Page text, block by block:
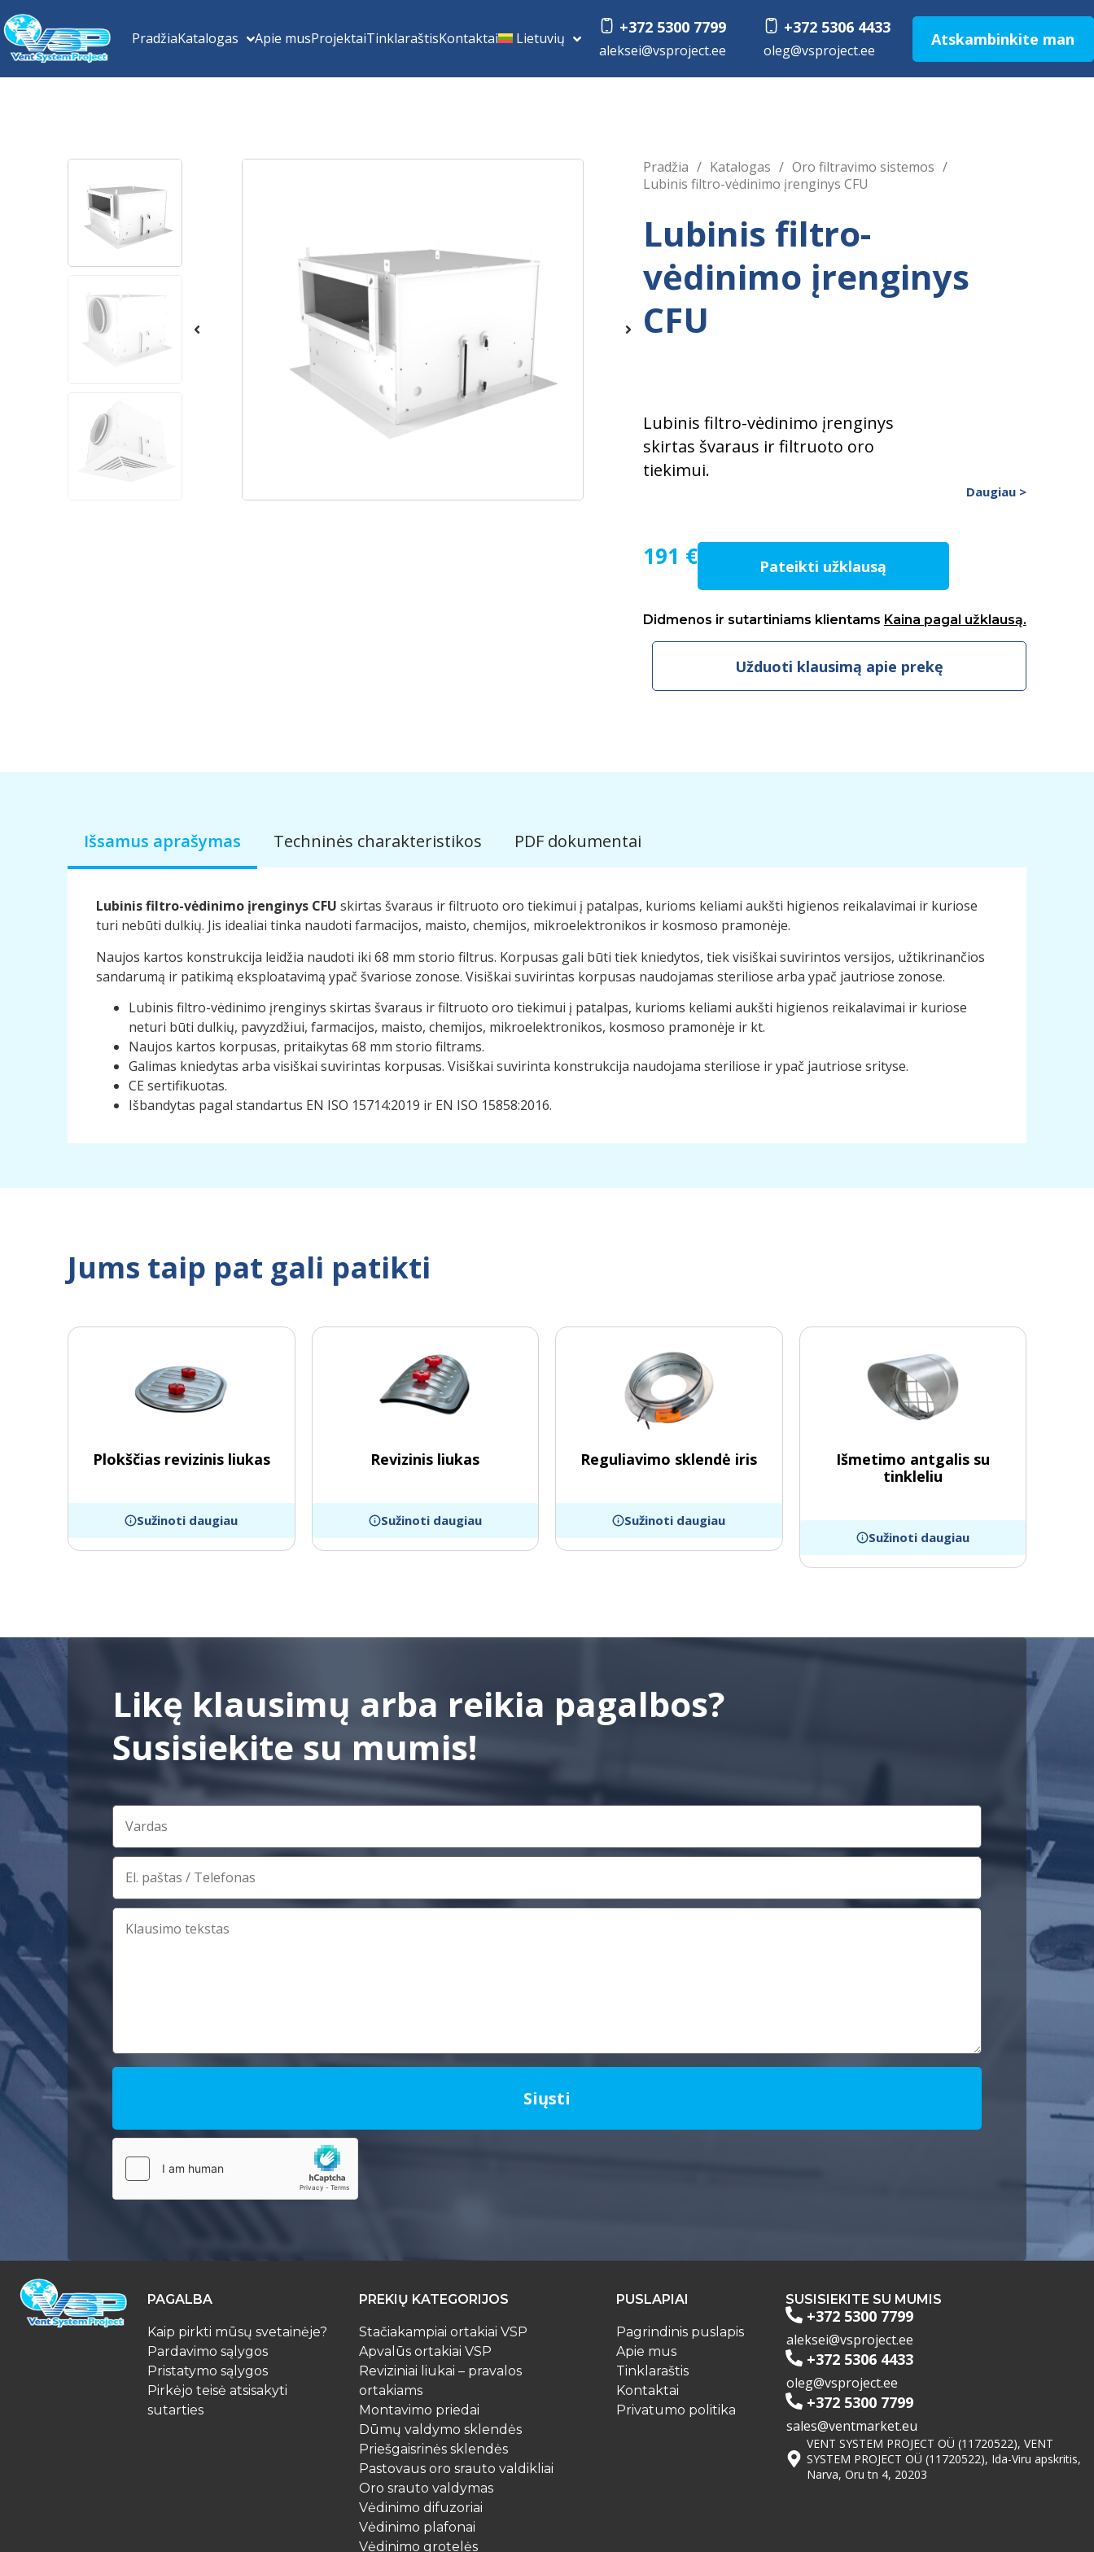
PradžiaKatalogas Apie musProjektaiTinklaraštisKontaktai Lietuvių
+372 5300 7799
aleksei@vsproject.ee
+372 5306 4433
oleg@vsprojеct.ee
Atskambinkite man
Pradžia / Katalogas / Oro filtravimo sistemos /
Lubinis filtro-vėdinimo įrenginys CFU
Lubinis filtro-
vėdinimo įrenginys
CFU
Lubinis filtro-vėdinimo įrenginys
skirtas švaraus ir filtruoto oro
tiekimui.
Daugiau >
191 € Pateikti užklausą
Didmenos ir sutartiniams klientams Kaina pagal užklausą.
Užduoti klausimą apie prekę
Išsamus aprašymas Techninės charakteristikos PDF dokumentai
Lubinis filtro-vėdinimo įrenginys CFU skirtas švaraus ir filtruoto oro tiekimui į patalpas, kurioms keliami aukšti higienos reikalavimai ir kuriose
turi nebūti dulkių. Jis idealiai tinka naudoti farmacijos, maisto, chemijos, mikroelektronikos ir kosmoso pramonėje.
Naujos kartos konstrukcija leidžia naudoti iki 68 mm storio filtrus. Korpusas gali būti tiek kniedytos, tiek visiškai suvirintos versijos, užtikrinančios
sandarumą ir patikimą eksploatavimą ypač švariose zonose. Visiškai suvirintas korpusas naudojamas steriliose arba ypač jautriose zonose.
Lubinis filtro-vėdinimo įrenginys skirtas švaraus ir filtruoto oro tiekimui į patalpas, kurioms keliami aukšti higienos reikalavimai ir kuriose
neturi būti dulkių, pavyzdžiui, farmacijos, maisto, chemijos, mikroelektronikos, kosmoso pramonėje ir kt.
Naujos kartos korpusas, pritaikytas 68 mm storio filtrams.
Galimas kniedytas arba visiškai suvirintas korpusas. Visiškai suvirinta konstrukcija naudojama steriliose ir ypač jautriose srityse.
CE sertifikuotas.
Išbandytas pagal standartus EN ISO 15714:2019 ir EN ISO 15858:2016.
Jums taip pat gali patikti
Plokščias revizinis liukas
Sužinoti daugiau
Revizinis liukas
Sužinoti daugiau
Reguliavimo sklendė iris
Sužinoti daugiau
Išmetimo antgalis su
tinkleliu
Sužinoti daugiau
Likę klausimų arba reikia pagalbos?
Susisiekite su mumis!
Siųsti
PAGALBA
Kaip pirkti mūsų svetainėje?
Pardavimo sąlygos
Pristatymo sąlygos
Pirkėjo teisė atsisakyti
sutarties
PREKIŲ KATEGORIJOS
Stačiakampiai ortakiai VSP
Apvalūs ortakiai VSP
Reviziniai liukai – pravalos
ortakiams
Montavimo priedai
Dūmų valdymo sklendės
Priešgaisrinės sklendės
Pastovaus oro srauto valdikliai
Oro srauto valdymas
Vėdinimo difuzoriai
Vėdinimo plafonai
Vėdinimo grotelės
PUSLAPIAI
Pagrindinis puslapis
Apie mus
Tinklaraštis
Kontaktai
Privatumo politika
SUSISIEKITE SU MUMIS
+372 5300 7799
aleksei@vsproject.ee
+372 5306 4433
oleg@vsproject.ee
+372 5300 7799
sales@ventmarket.eu
VENT SYSTEM PROJECT OÜ (11720522), VENT
SYSTEM PROJECT OÜ (11720522), Ida-Viru apskritis,
Narva, Oru tn 4, 20203